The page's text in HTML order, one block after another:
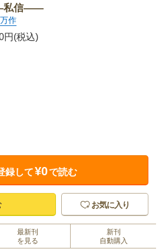
信――
作
円(税込)
録して¥0で読む
お気に入り
最新刊
を見る
新刊
自動購入